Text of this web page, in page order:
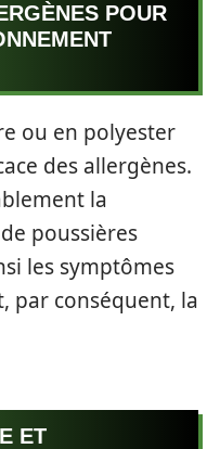
POUR
ou en polyester
des allergènes.
la
poussières
les symptômes
par conséquent, la
ET